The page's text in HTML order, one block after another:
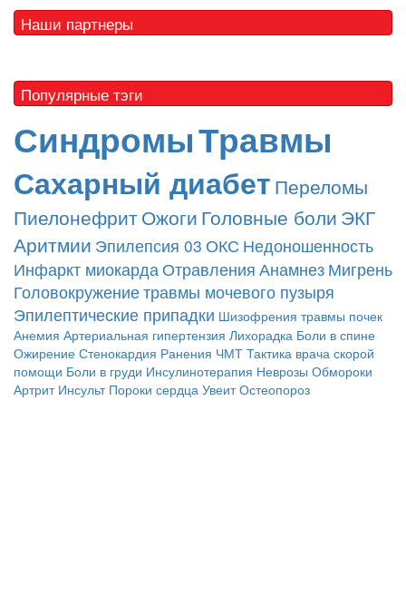
Наши партнеры
Популярные тэги
СиндромыТравмы
Сахарный диабет Переломы
ПиелонефритОжоги Головные боли ЭКГ
Аритмии Эпилепсия 03 ОКС Недоношенность
Инфаркт миокарда Отравления Анамнез Мигрень
Головокружениетравмы мочевого пузыря
Эпилептические припадки Шизофрения травмы почек
Анемия Артериальная гипертензия Лихорадка Боли в спине
Ожирение Стенокардия Ранения ЧМТ Тактика врача скорой
помощи Боли в груди Инсулинотерапия Неврозы Обмороки
Артрит Инсульт Пороки сердца Увеит Остеопороз